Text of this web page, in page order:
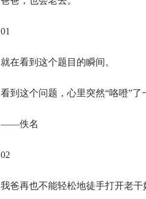
01
就在看到这个题目的瞬间。
看到这个问题，心里突然“咯噔”
——佚名
02
我爸再也不能轻松地徒手打开老干